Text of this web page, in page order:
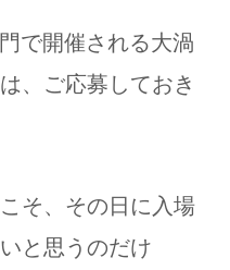
で開催される大渦
、ご応募しておき
そ、その日に入場
と思うのだけ